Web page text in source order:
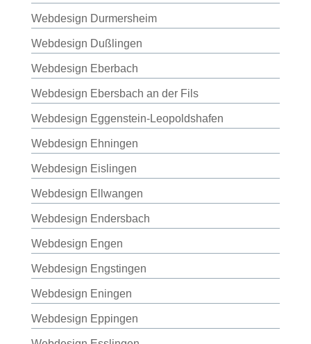
Webdesign Durmersheim
Webdesign Dußlingen
Webdesign Eberbach
Webdesign Ebersbach an der Fils
Webdesign Eggenstein-Leopoldshafen
Webdesign Ehningen
Webdesign Eislingen
Webdesign Ellwangen
Webdesign Endersbach
Webdesign Engen
Webdesign Engstingen
Webdesign Eningen
Webdesign Eppingen